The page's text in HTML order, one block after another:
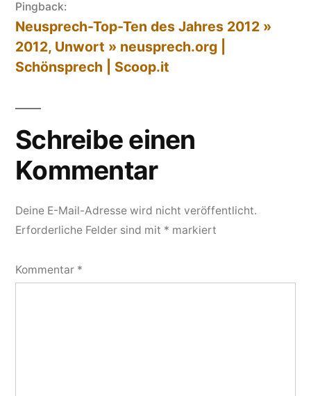
Pingback:
Neusprech-Top-Ten des Jahres 2012 »
2012, Unwort » neusprech.org |
Schönsprech | Scoop.it
Schreibe einen
Kommentar
Deine E-Mail-Adresse wird nicht veröffentlicht.
Erforderliche Felder sind mit * markiert
Kommentar *